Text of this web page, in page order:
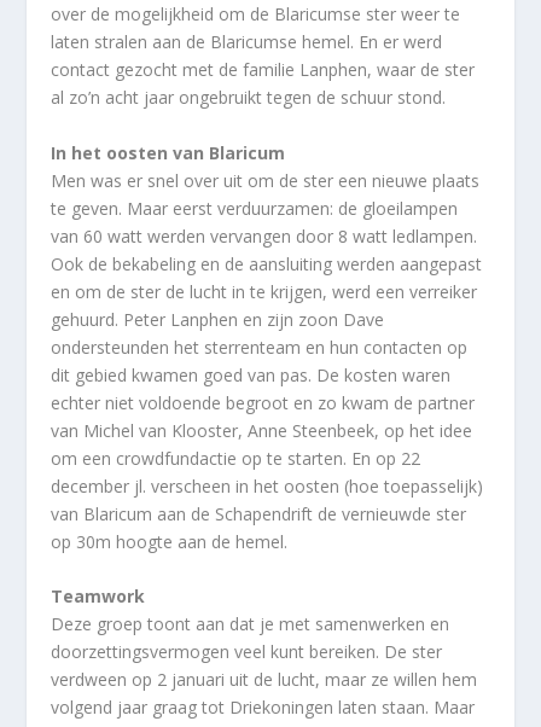
over de mogelijkheid om de Blaricumse ster weer te
laten stralen aan de Blaricumse hemel. En er werd
contact gezocht met de familie Lanphen, waar de ster
al zo’n acht jaar ongebruikt tegen de schuur stond.
In het oosten van Blaricum
Men was er snel over uit om de ster een nieuwe plaats
te geven. Maar eerst verduurzamen: de gloeilampen
van 60 watt werden vervangen door 8 watt ledlampen.
Ook de bekabeling en de aansluiting werden aangepast
en om de ster de lucht in te krijgen, werd een verreiker
gehuurd. Peter Lanphen en zijn zoon Dave
ondersteunden het sterrenteam en hun contacten op
dit gebied kwamen goed van pas. De kosten waren
echter niet voldoende begroot en zo kwam de partner
van Michel van Klooster, Anne Steenbeek, op het idee
om een crowdfundactie op te starten. En op 22
december jl. verscheen in het oosten (hoe toepasselijk)
van Blaricum aan de Schapendrift de vernieuwde ster
op 30m hoogte aan de hemel.
Teamwork
Deze groep toont aan dat je met samenwerken en
doorzettingsvermogen veel kunt bereiken. De ster
verdween op 2 januari uit de lucht, maar ze willen hem
volgend jaar graag tot Driekoningen laten staan. Maar